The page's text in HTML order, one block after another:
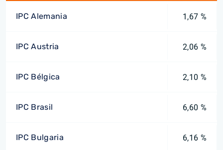
IPC Alemania 1,67 %
IPC Austria 2,06 %
IPC Bélgica 2,10 %
IPC Brasil 6,60 %
IPC Bulgaria 6,16 %